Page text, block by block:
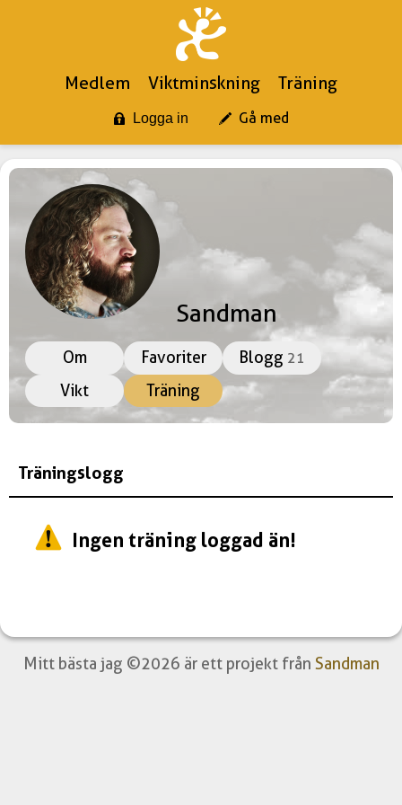
Medlem Viktminskning Träning
Logga in Gå med
Sandman
Om Favoriter Blogg 21
Vikt Träning
Träningslogg
Ingen träning loggad än!
Mitt bästa jag ©2026 är ett projekt från Sandman